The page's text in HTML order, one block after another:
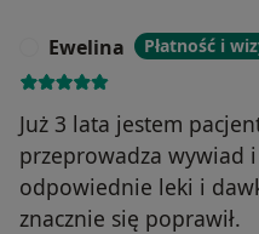
Ewelina Płatność i
Już 3 lata jestem
przeprowadza wywiad
odpowiednie leki i
znacznie się poprawił.